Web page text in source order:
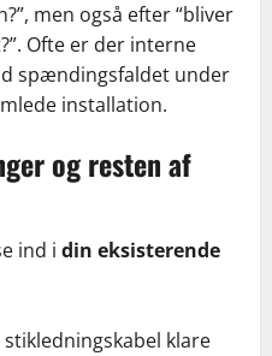
men også efter “bliver
Ofte er der interne
spændingsfaldet under
installation.
og resten af
ind i din eksisterende
klare